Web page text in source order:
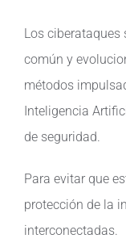
Los
común y
métodos
Inteligencia
de seguridad.
Para evitar que
protección de la
interconectadas.